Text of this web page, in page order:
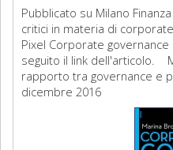
Diritto
Pubblicato su Milano
critici in materia di
Pixel Corporate
seguito il link dell'articolo.
rapporto tra governance e
dicembre 2016